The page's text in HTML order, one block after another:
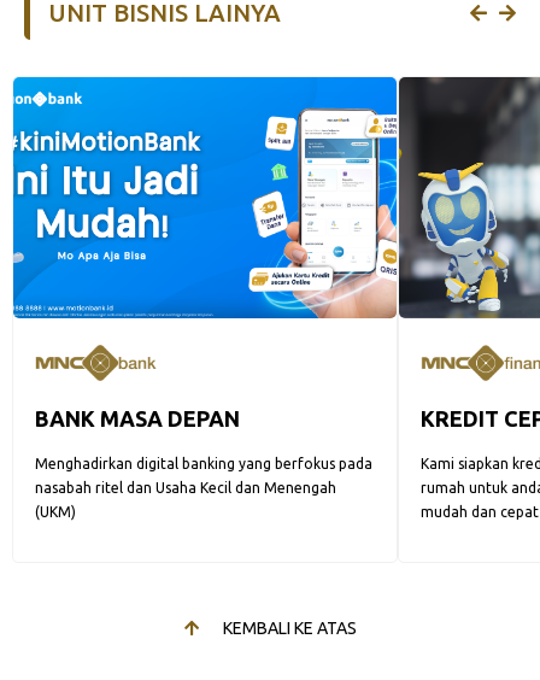
UNIT BISNIS LAINYA
BANK MASA DEPAN
Menghadirkan digital banking yang berfokus pada
nasabah ritel dan Usaha Kecil dan Menengah
(UKM)
KREDIT
Kami siapkan
rumah untuk
mudah dan cepat
KEMBALI KE ATAS